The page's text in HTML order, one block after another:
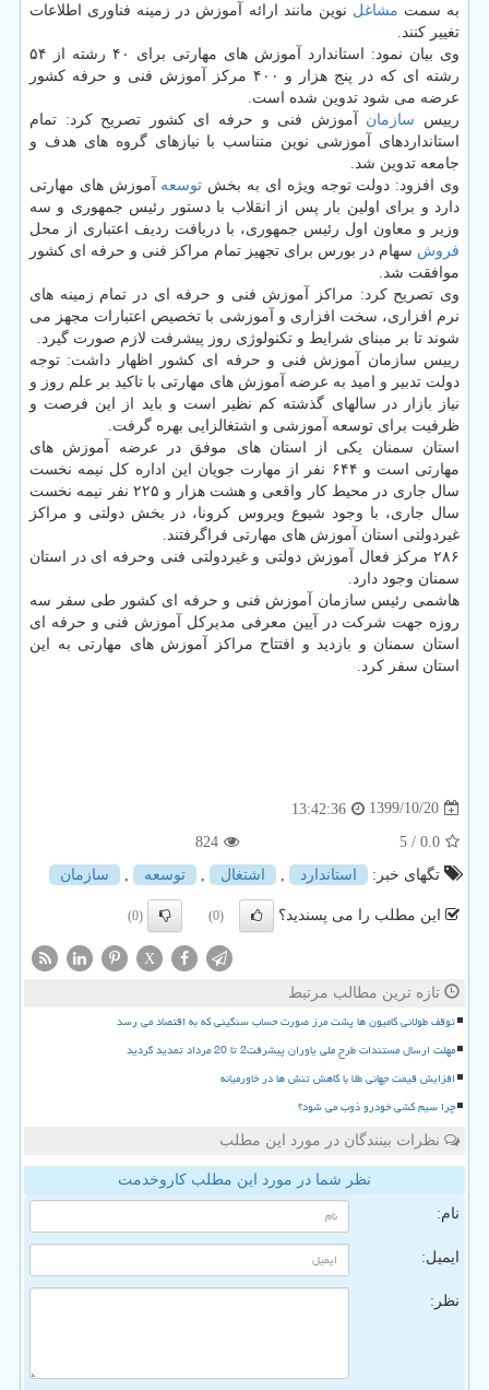
به سمت مشاغل نوین مانند ارائه آموزش در زمینه فناوری اطلاعات
تغییر کنند.
وی بیان نمود: استاندارد آموزش های مهارتی برای ۴۰ رشته از ۵۴
رشته ای که در پنج هزار و ۴۰۰ مرکز آموزش فنی و حرفه کشور
عرضه می شود تدوین شده است.
رییس سازمان آموزش فنی و حرفه ای کشور تصریح کرد: تمام
استانداردهای آموزشی نوین متناسب با نیازهای گروه های هدف و
جامعه تدوین شد.
وی افزود: دولت توجه ویژه ای به بخش توسعه آموزش های مهارتی
دارد و برای اولین بار پس از انقلاب با دستور رئیس جمهوری و سه
وزیر و معاون اول رئیس جمهوری، با دریافت ردیف اعتباری از محل
فروش سهام در بورس برای تجهیز تمام مراکز فنی و حرفه ای کشور
موافقت شد.
وی تصریح کرد: مراکز آموزش فنی و حرفه ای در تمام زمینه های
نرم افزاری، سخت افزاری و آموزشی با تخصیص اعتبارات مجهز می
شوند تا بر مبنای شرایط و تکنولوژی روز پیشرفت لازم صورت گیرد.
رییس سازمان آموزش فنی و حرفه ای کشور اظهار داشت: توجه
دولت تدبیر و امید به عرضه آموزش های مهارتی با تاکید بر علم روز و
نیاز بازار در سالهای گذشته کم نظیر است و باید از این فرصت و
ظرفیت برای توسعه آموزشی و اشتغالزایی بهره گرفت.
استان سمنان یکی از استان های موفق در عرضه آموزش های
مهارتی است و ۶۴۴ نفر از مهارت جویان این اداره کل نیمه نخست
سال جاری در محیط کار واقعی و هشت هزار و ۲۲۵ نفر نیمه نخست
سال جاری، با وجود شیوع ویروس کرونا، در بخش دولتی و مراکز
غیردولتی استان آموزش های مهارتی فراگرفتند.
۲۸۶ مرکز فعال آموزش دولتی و غیردولتی فنی وحرفه ای در استان
سمنان وجود دارد.
هاشمی رئیس سازمان آموزش فنی و حرفه ای کشور طی سفر سه
روزه جهت شرکت در آیین معرفی مدیرکل آموزش فنی و حرفه ای
استان سمنان و بازدید و افتتاح مراکز آموزش های مهارتی به این
استان سفر کرد.
1399/10/20
13:42:36
0.0
/ 5
824
تگهای خبر:
استاندارد اشتغال توسعه سازمان
این مطلب را می پسندید؟ (0)
(0)
X
تازه ترین مطالب مرتبط
توقف طولانی کامیون ها پشت مرز صورت حساب سنگینی که به اقتصاد می رسد
مهلت ارسال مستندات طرح ملی یاوران پیشرفت2 تا 20 مرداد تمدید گردید
افزایش قیمت جهانی طلا با کاهش تنش ها در خاورمیانه
چرا سیم کشی خودرو ذوب می شود؟
نظرات بینندگان در مورد این مطلب
نظر شما در مورد این مطلب کاروخدمت
نام:
ایمیل:
نظر: